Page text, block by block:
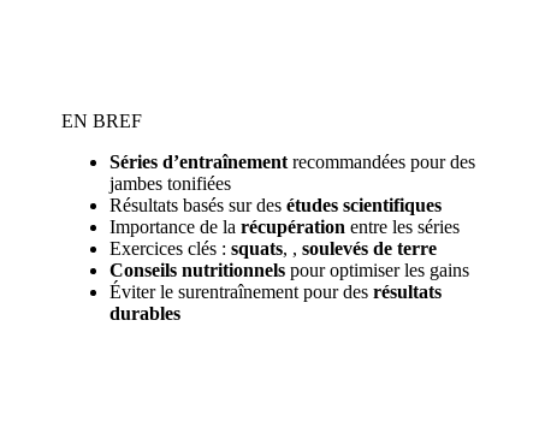
EN BREF
Séries d’entraînementrecommandées pour des
jambes tonifiées
Résultats basés sur des études scientifiques
Importance de la récupération entre les séries
Exercices clés : squats, , soulevés de terre
Conseils nutritionnels pour optimiser les gains
Éviter le surentraînement pour des résultats
durables